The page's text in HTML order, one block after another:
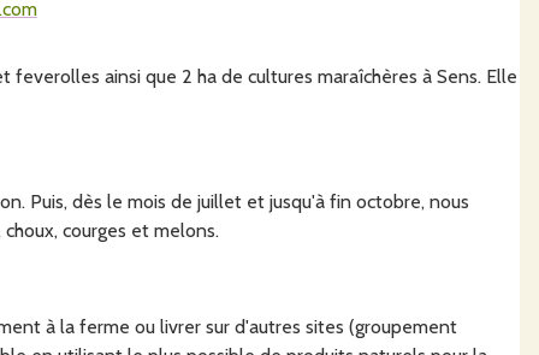
ainsi que 2 ha de cultures maraîchères à Sens. Elle
Puis, dès le mois de juillet et jusqu'à fin octobre, nous
courges et melons.
à la ferme ou livrer sur d'autres sites (groupement